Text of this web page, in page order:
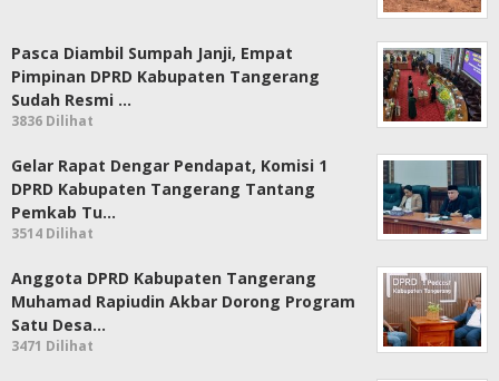
Pasca Diambil Sumpah Janji, Empat
Pimpinan DPRD Kabupaten Tangerang
Sudah Resmi …
3836 Dilihat
Gelar Rapat Dengar Pendapat, Komisi 1
DPRD Kabupaten Tangerang Tantang
Pemkab Tu…
3514 Dilihat
Anggota DPRD Kabupaten Tangerang
Muhamad Rapiudin Akbar Dorong Program
Satu Desa…
3471 Dilihat